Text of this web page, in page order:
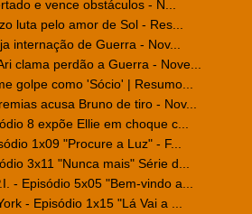
e vence obstáculos - N...
luta pelo amor de Sol - Res...
internação de Guerra - Nov...
clama perdão a Guerra - Nove...
golpe como 'Sócio' | Resumo...
acusa Bruno de tiro - Nov...
8 expõe Ellie em choque c...
1x09 "Procure a Luz" - F...
3x11 "Nunca mais" Série d...
- Episódio 5x05 "Bem-vindo a...
- Episódio 1x15 "Lá Vai a ...